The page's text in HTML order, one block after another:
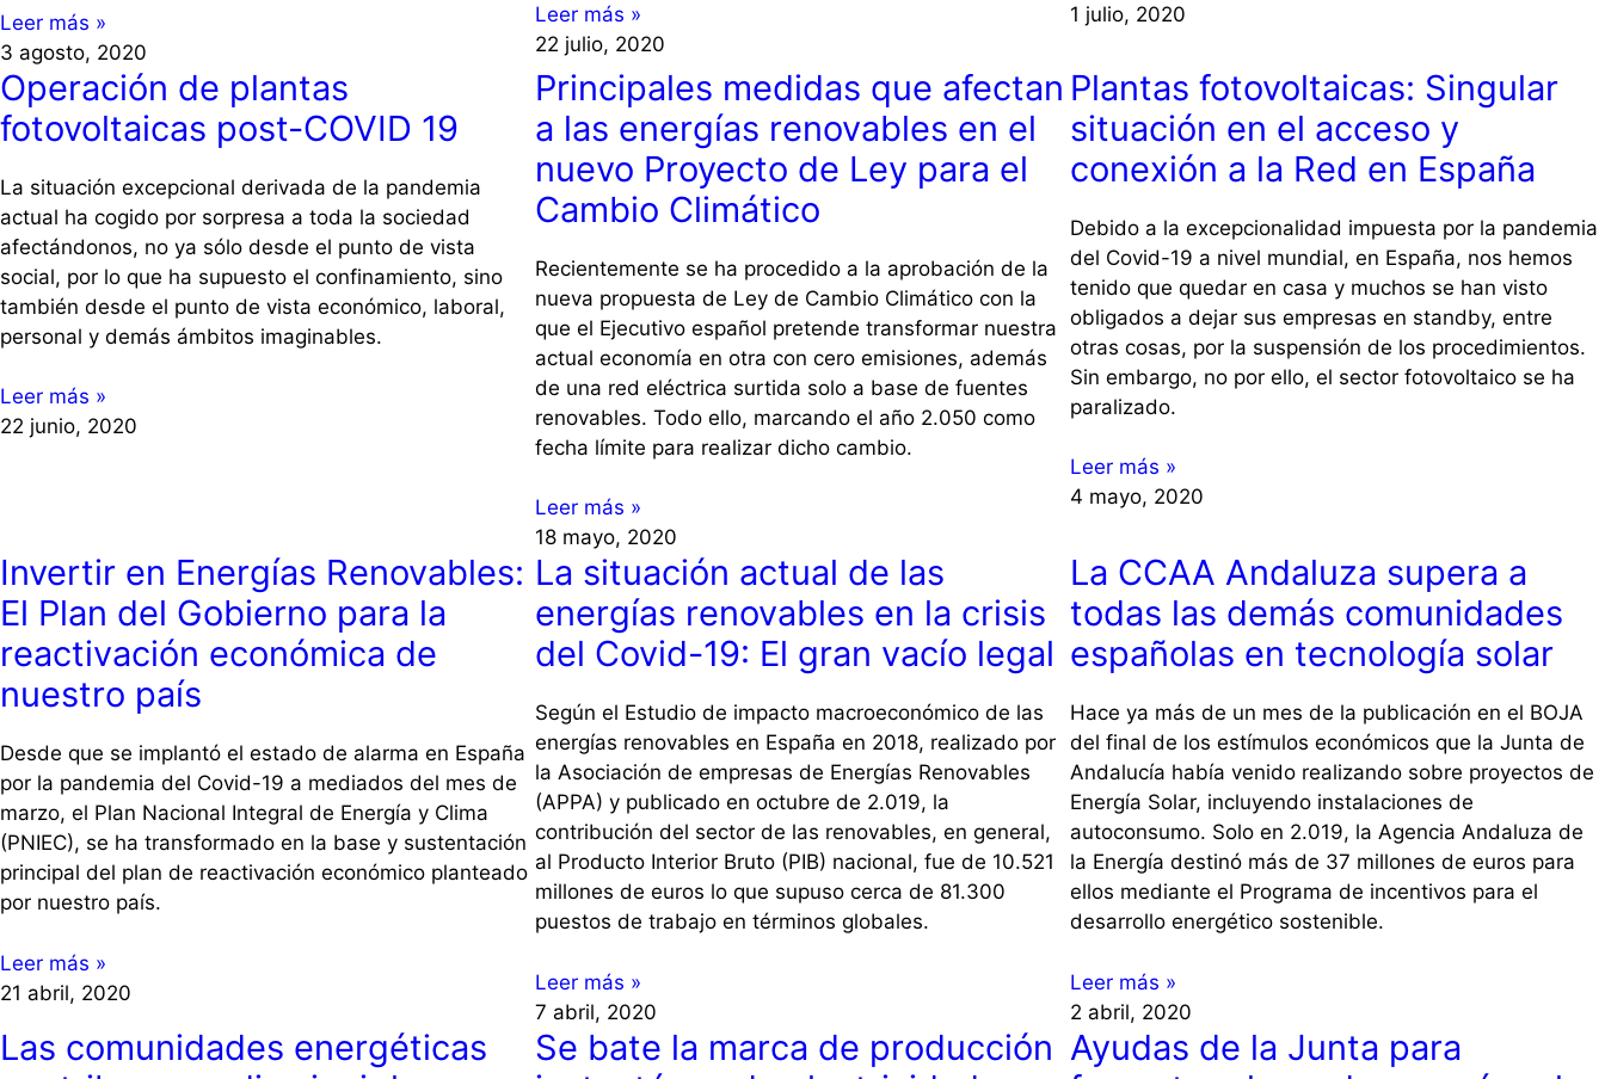
Leer más »
3 agosto, 2020
Leer más »
22 julio, 2020
1 julio, 2020
Operación de plantas
fotovoltaicas post-COVID 19
La situación excepcional derivada de la pandemia
actual ha cogido por sorpresa a toda la sociedad
afectándonos, no ya sólo desde el punto de vista
social, por lo que ha supuesto el confinamiento, sino
también desde el punto de vista económico, laboral,
personal y demás ámbitos imaginables.
Leer más »
22 junio, 2020
Principales medidas que afectan
a las energías renovables en el
nuevo Proyecto de Ley para el
Cambio Climático
Recientemente se ha procedido a la aprobación de la
nueva propuesta de Ley de Cambio Climático con la
que el Ejecutivo español pretende transformar nuestra
actual economía en otra con cero emisiones, además
de una red eléctrica surtida solo a base de fuentes
renovables. Todo ello, marcando el año 2.050 como
fecha límite para realizar dicho cambio.
Leer más »
18 mayo, 2020
Plantas fotovoltaicas: Singular
situación en el acceso y
conexión a la Red en España
Debido a la excepcionalidad impuesta por la pandemia
del Covid-19 a nivel mundial, en España, nos hemos
tenido que quedar en casa y muchos se han visto
obligados a dejar sus empresas en standby, entre
otras cosas, por la suspensión de los procedimientos.
Sin embargo, no por ello, el sector fotovoltaico se ha
paralizado.
Leer más »
4 mayo, 2020
Invertir en Energías Renovables:
El Plan del Gobierno para la
reactivación económica de
nuestro país
Desde que se implantó el estado de alarma en España
por la pandemia del Covid-19 a mediados del mes de
marzo, el Plan Nacional Integral de Energía y Clima
(PNIEC), se ha transformado en la base y sustentación
principal del plan de reactivación económico planteado
por nuestro país.
Leer más »
21 abril, 2020
La situación actual de las
energías renovables en la crisis
del Covid-19: El gran vacío legal
Según el Estudio de impacto macroeconómico de las
energías renovables en España en 2018, realizado por
la Asociación de empresas de Energías Renovables
(APPA) y publicado en octubre de 2.019, la
contribución del sector de las renovables, en general,
al Producto Interior Bruto (PIB) nacional, fue de 10.521
millones de euros lo que supuso cerca de 81.300
puestos de trabajo en términos globales.
Leer más »
7 abril, 2020
La CCAA Andaluza supera a
todas las demás comunidades
españolas en tecnología solar
Hace ya más de un mes de la publicación en el BOJA
del final de los estímulos económicos que la Junta de
Andalucía había venido realizando sobre proyectos de
Energía Solar, incluyendo instalaciones de
autoconsumo. Solo en 2.019, la Agencia Andaluza de
la Energía destinó más de 37 millones de euros para
ellos mediante el Programa de incentivos para el
desarrollo energético sostenible.
Leer más »
2 abril, 2020
Las comunidades energéticas
Se bate la marca de producción Ayudas de la Junta para